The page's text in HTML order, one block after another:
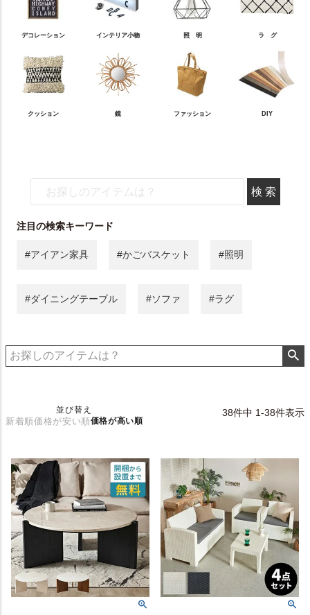
デコレーション インテリア小物 照 明 ラ グ
クッション 鏡 ファッション DIY
注目の検索キーワード
#アイアン家具 #かごバスケット #照明
#ダイニングテーブル #ソファ #ラグ
並び替え
新着順価格が安い順価格が高い順
38件中 1-38件表示